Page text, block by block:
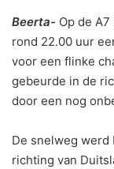
Beerta- Op de
rond 22.00 uur
voor een flinke
gebeurde in de
door een nog
De snelweg
richting van